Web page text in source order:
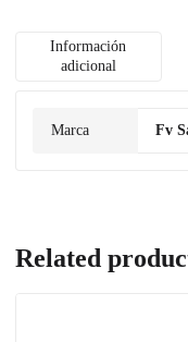
Información
adicional
Marca Fv
Related